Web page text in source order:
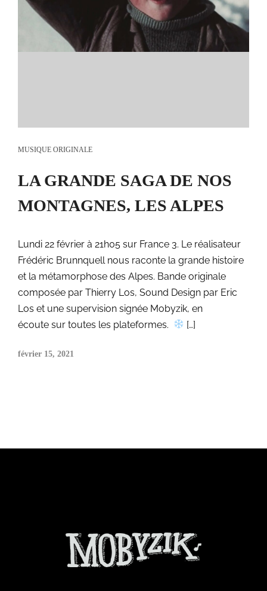
MUSIQUE ORIGINALE
LA GRANDE SAGA DE NOS
MONTAGNES, LES ALPES
Lundi 22 février à 21h05 sur France 3. Le réalisateur
Frédéric Brunnquell nous raconte la grande histoire
et la métamorphose des Alpes. Bande originale
composée par Thierry Los, Sound Design par Eric
Los et une supervision signée Mobyzik, en
écoute sur toutes les plateformes.
[…]
février 15, 2021